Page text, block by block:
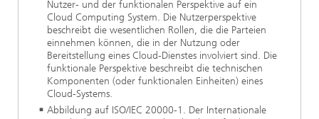
Nutzer- und der funktionalen Perspektive auf ein
Cloud Computing System. Die Nutzerperspektive
beschreibt die wesentlichen Rollen, die die Parteien
einnehmen können, die in der Nutzung oder
Bereitstellung eines Cloud-Dienstes involviert sind. Die
funktionale Perspektive beschreibt die technischen
Komponenten (oder funktionalen Einheiten) eines
Cloud-Systems.
Abbildung auf ISO/IEC 20000-1. Der Internationale